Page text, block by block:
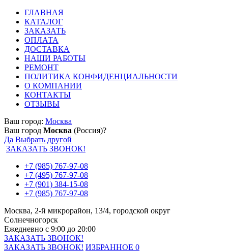
ГЛАВНАЯ
КАТАЛОГ
ЗАКАЗАТЬ
ОПЛАТА
ДОСТАВКА
НАШИ РАБОТЫ
РЕМОНТ
ПОЛИТИКА КОНФИДЕНЦИАЛЬНОСТИ
О КОМПАНИИ
КОНТАКТЫ
ОТЗЫВЫ
Ваш город: Москва
Ваш город Москва (Россия)?
Да Выбрать другой
ЗАКАЗАТЬ ЗВОНОК!
+7 (985) 767-97-08
+7 (495) 767-97-08
+7 (901) 384-15-08
+7 (985) 767-97-08
Москва, 2-й микрорайон, 13/4, городской округ
Солнечногорск
Ежедневно с 9:00 до 20:00
ЗАКАЗАТЬ ЗВОНОК!
ЗАКАЗАТЬ ЗВОНОК! ИЗБРАННОЕ 0